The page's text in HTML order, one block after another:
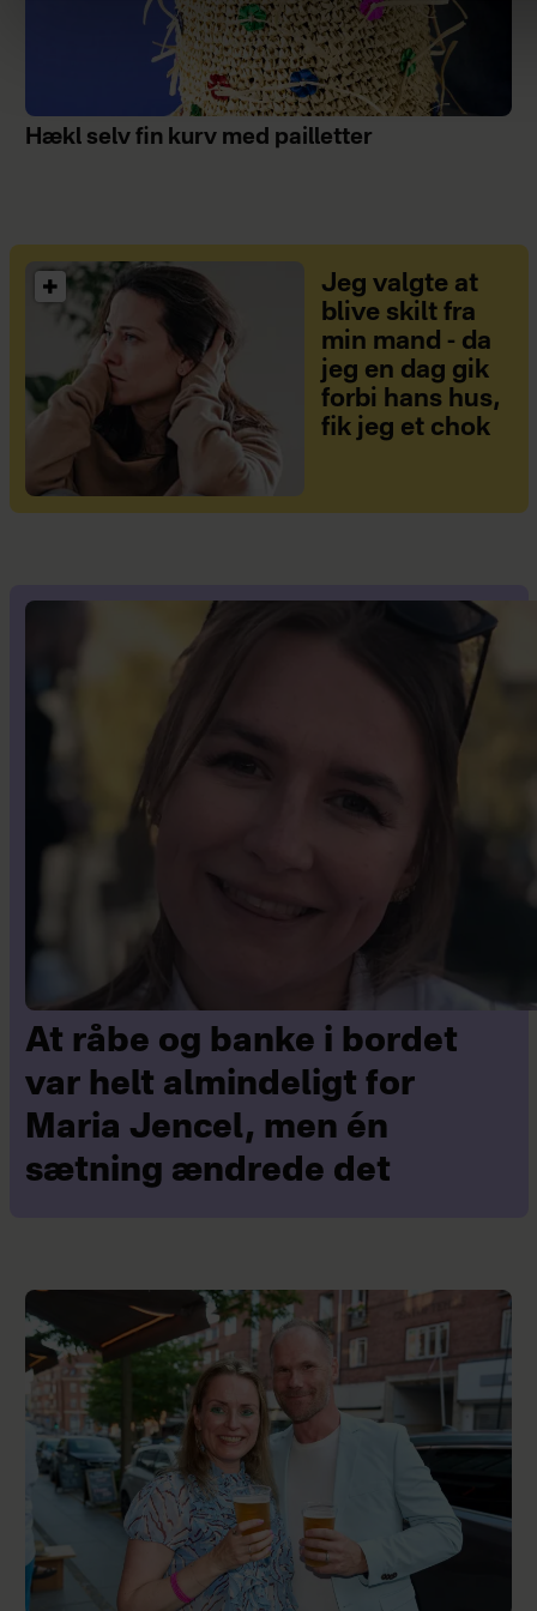
Hækl selv fin kurv med pailletter
Jeg valgte at
blive skilt fra
min mand - da
jeg en dag gik
forbi hans hus,
fik jeg et chok
At råbe og banke i bordet
var helt almindeligt for
Maria Jencel, men én
sætning ændrede det